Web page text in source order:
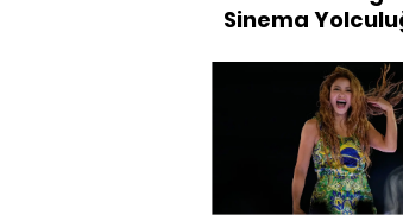
Sinema